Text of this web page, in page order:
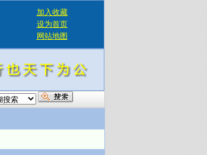
加入收藏
设为首页
网站地图